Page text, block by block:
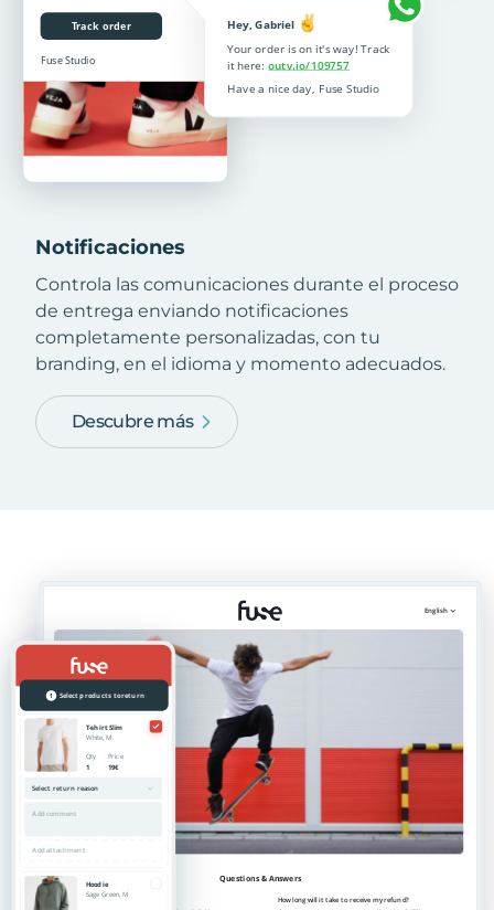
Notificaciones
Controla las comunicaciones durante el proceso
de entrega enviando notificaciones
completamente personalizadas, con tu
branding, en el idioma y momento adecuados.
Descubre más